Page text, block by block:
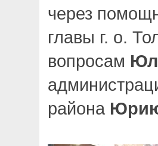
через
главы г. о.
вопросам
района